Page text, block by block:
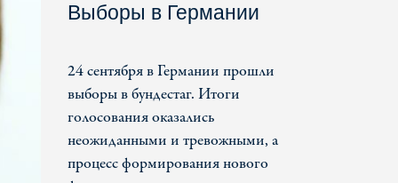
Выборы в Германии
24 сентября в Германии прошли
выборы в бундестаг. Итоги
голосования оказались
неожиданными и тревожными, а
процесс формирования нового